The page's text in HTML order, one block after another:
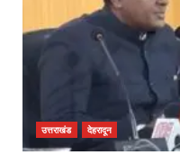
उत्तराखंड देहरादून